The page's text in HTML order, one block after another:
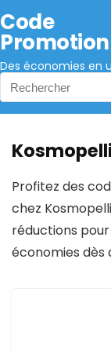
Code
Des économies en
Profitez des
chez
réductions
économies dès